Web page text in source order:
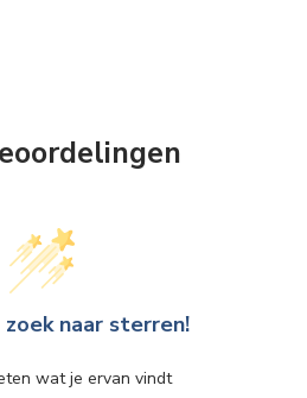
naar sterren!
wat je ervan vindt